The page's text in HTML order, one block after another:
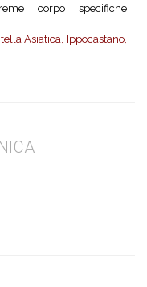
corpo specifiche
Asiatica, Ippocastano,